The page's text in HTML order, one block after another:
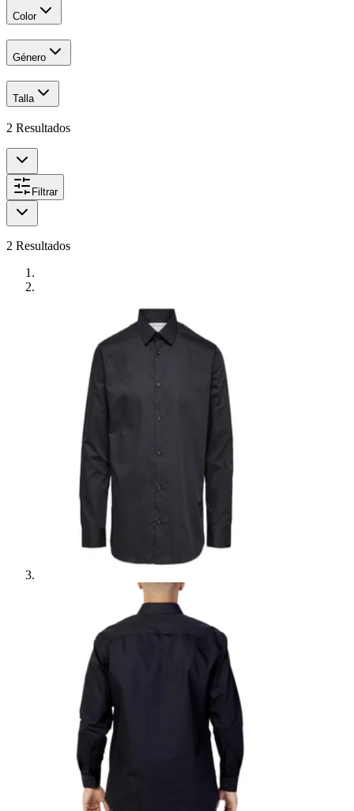
Color
Género
Talla
2 Resultados
Filtrar
2 Resultados